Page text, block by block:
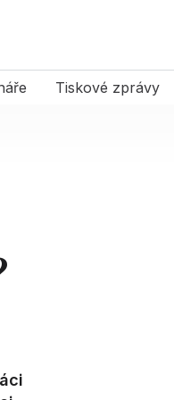
Tiskové zprávy